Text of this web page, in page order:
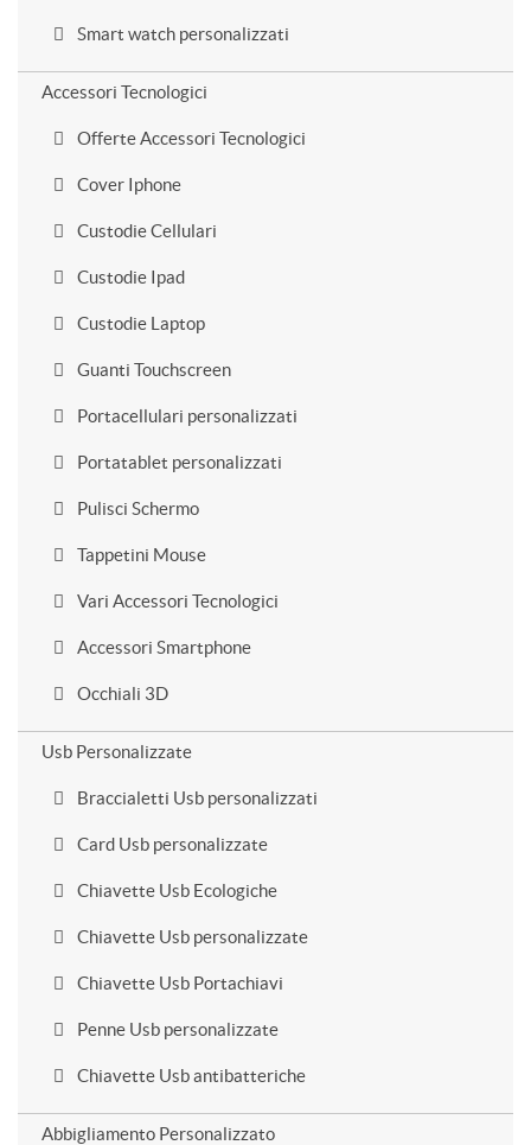
Smart watch personalizzati
Accessori Tecnologici
Offerte Accessori Tecnologici
Cover Iphone
Custodie Cellulari
Custodie Ipad
Custodie Laptop
Guanti Touchscreen
Portacellulari personalizzati
Portatablet personalizzati
Pulisci Schermo
Tappetini Mouse
Vari Accessori Tecnologici
Accessori Smartphone
Occhiali 3D
Usb Personalizzate
Braccialetti Usb personalizzati
Card Usb personalizzate
Chiavette Usb Ecologiche
Chiavette Usb personalizzate
Chiavette Usb Portachiavi
Penne Usb personalizzate
Chiavette Usb antibatteriche
Abbigliamento Personalizzato